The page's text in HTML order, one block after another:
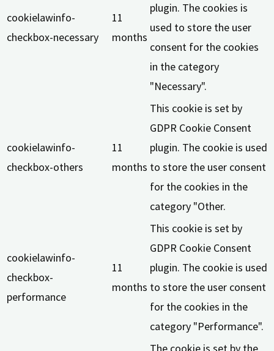
cookielawinfo-
checkbox-necessary
11
months
plugin. The cookies is
used to store the user
consent for the cookies
in the category
"Necessary".
cookielawinfo-
checkbox-others
11
months
This cookie is set by
GDPR Cookie Consent
plugin. The cookie is used
to store the user consent
for the cookies in the
category "Other.
cookielawinfo-
checkbox-
performance
11
months
This cookie is set by
GDPR Cookie Consent
plugin. The cookie is used
to store the user consent
for the cookies in the
category "Performance".